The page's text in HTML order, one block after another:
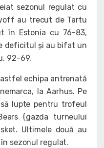
sezonul regulat cu
au trecut de Tartu
în Estonia cu 76-83,
deficitul și au bifat un
92-69.
echipa antrenată
la Aarhus. Pe
lupte pentru trofeul
(gazda turneului
Ultimele două au
sezonul regulat.